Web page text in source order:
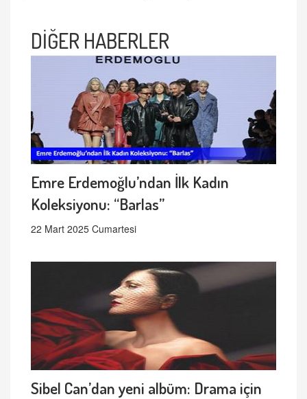
DİĞER HABERLER
Emre Erdemoğlu’ndan İlk Kadın
Koleksiyonu: “Barlas”
22 Mart 2025 Cumartesi
Sibel Can’dan yeni albüm: Drama için